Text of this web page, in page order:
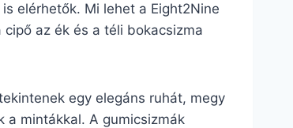
elérhetők. Mi lehet a Eight2Nine
az ék és a téli bokacsizma
egy elegáns ruhát, megy
a mintákkal. A gumicsizmák